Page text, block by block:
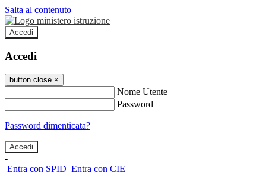
Salta al contenuto
Accedi
Accedi
button close ×
Nome Utente
Password
Password dimenticata?
-
Entra con SPID Entra con CIE